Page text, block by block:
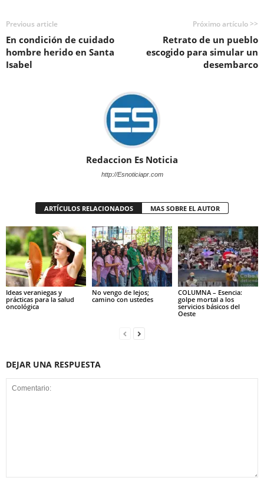
Previous article
En condición de cuidado
hombre herido en Santa
Isabel
Próximo artículo >>
Retrato de un pueblo
escogido para simular un
desembarco
Redaccion Es Noticia
http://Esnoticiapr.com
ARTÍCULOS RELACIONADOS MAS SOBRE EL AUTOR
Ideas veraniegas y
prácticas para la salud
oncológica
No vengo de lejos;
camino con ustedes
COLUMNA – Esencia:
golpe mortal a los
servicios básicos del
Oeste
DEJAR UNA RESPUESTA